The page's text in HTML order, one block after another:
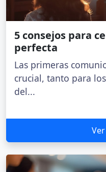
5 consejos para
perfecta
Las primeras
crucial, tanto para
del...